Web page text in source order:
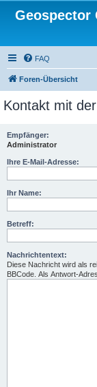
Geospector
FAQ
Foren-Übersicht
Kontakt mit
Empfänger:
Administrator
Ihre E-Mail-Adresse:
Ihr Name:
Betreff:
Nachrichtentext:
Diese Nachricht wird als
BBCode. Als Antwort-